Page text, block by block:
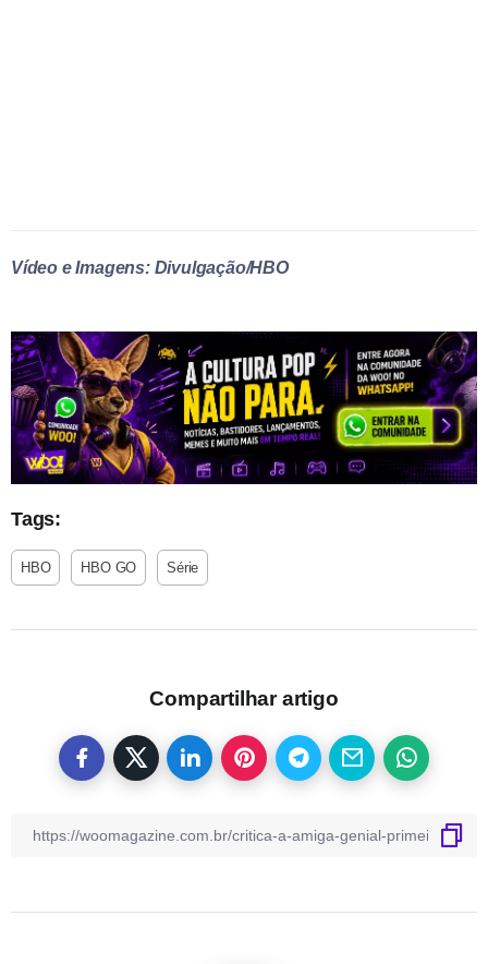
Vídeo e Imagens: Divulgação/HBO
Tags:
HBO HBO GO Série
Compartilhar artigo